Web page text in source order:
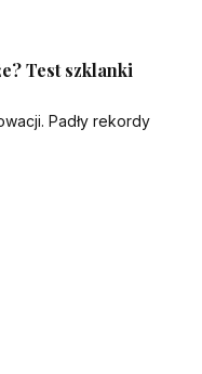
Test szklanki